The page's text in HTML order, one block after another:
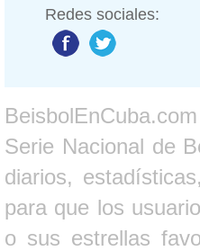
Redes sociales:
Serie Nacional de
diarios,
para que los
o sus estrellas